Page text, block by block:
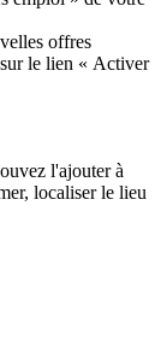
offres
le lien « Activer
l'ajouter à
localiser le lieu